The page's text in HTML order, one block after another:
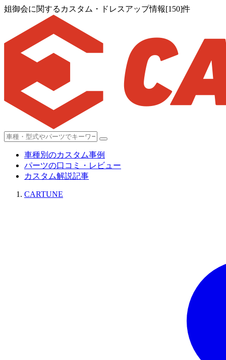
姐御会に関するカスタム・ドレスアップ情報[150]件
車種別のカスタム事例
パーツの口コミ・レビュー
カスタム解説記事
CARTUNE